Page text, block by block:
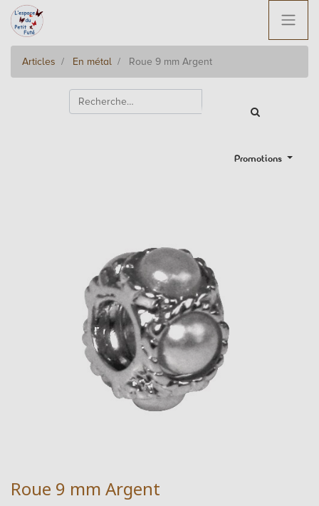
Articles En métal Roue 9 mm Argent
Promotions
Roue 9 mm Argent